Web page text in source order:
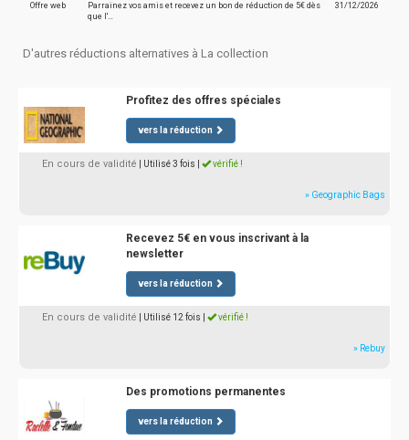
Offre web
Parrainez vos amis et recevez un bon de réduction de 5€ dès
que l'…
31/12/2026
D'autres réductions alternatives à La collection
Profitez des offres spéciales
vers la réduction
En cours de validité | Utilisé 3 fois vérifié !
» Geographic Bags
Recevez 5€ en vous inscrivant à la
newsletter
vers la réduction
En cours de validité | Utilisé 12 fois vérifié !
» Rebuy
Des promotions permanentes
vers la réduction